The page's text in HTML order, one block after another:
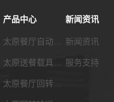
产品中心 新闻资讯
新闻资讯
服务支持